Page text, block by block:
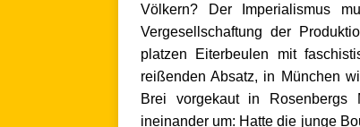
Völkern? Der Imperialismus
Vergesellschaftung der
platzen Eiterbeulen mit
reißenden Absatz, in München
Brei vorgekaut in Rosenbergs
ineinander um: Hatte die junge